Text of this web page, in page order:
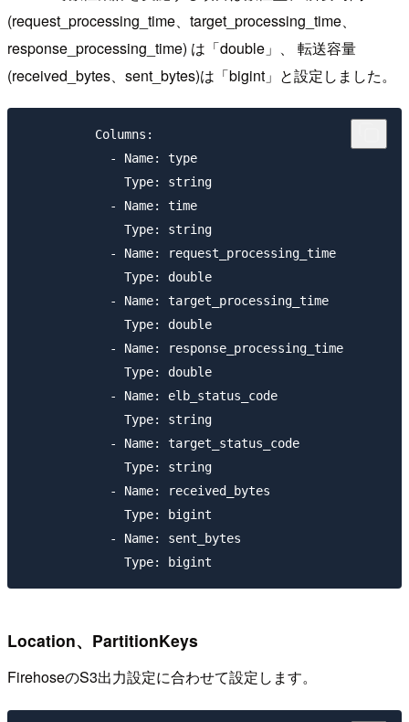
(request_processing_time、target_processing_time、
response_processing_time) は「double」、 転送容量
(received_bytes、sent_bytes)は「bigint」と設定しました。
          Columns:
            - Name: type
              Type: string
            - Name: time
              Type: string
            - Name: request_processing_time
              Type: double
            - Name: target_processing_time
              Type: double
            - Name: response_processing_time
              Type: double
            - Name: elb_status_code
              Type: string
            - Name: target_status_code
              Type: string
            - Name: received_bytes
              Type: bigint
            - Name: sent_bytes
Location、PartitionKeys
FirehoseのS3出力設定に合わせて設定します。